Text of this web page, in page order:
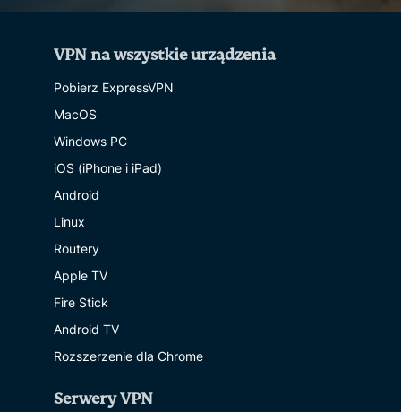
VPN na wszystkie urządzenia
Pobierz ExpressVPN
MacOS
Windows PC
iOS (iPhone i iPad)
Android
Linux
Routery
Apple TV
Fire Stick
Android TV
Rozszerzenie dla Chrome
Serwery VPN